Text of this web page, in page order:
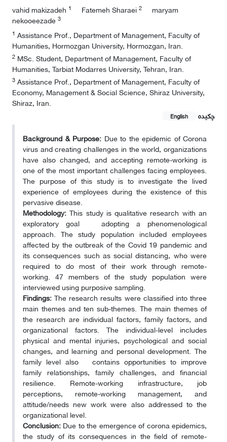
vahid makizadeh 1 Fatemeh Sharaei 2
maryam
nekooeezade 3
1 Assistance Prof., Department of Management, Faculty of
Humanities, Hormozgan University, Hormozgan, Iran.
2 MSc. Student, Department of Management, Faculty of
Humanities, Tarbiat Modarres University, Tehran, Iran.
3 Assistance Prof., Department of Management, Faculty of
Economy, Management & Social Science, Shiraz University,
Shiraz, Iran.
چکیده
English
Background & Purpose: Due to the epidemic of Corona
virus and creating challenges in the world, organizations
have also changed, and accepting remote-working is
one of the most important challenges facing employees.
The purpose of this study is to investigate the lived
experience of employees during the existence of this
pervasive disease.
Methodology: This study is qualitative research with an
exploratory goal adopting a phenomenological
approach. The study population included employees
affected by the outbreak of the Covid 19 pandemic and
its consequences such as social distancing, who were
required to do most of their work through remote-
working. 47 members of the study population were
interviewed using purposive sampling.
Findings: The research results were classified into three
main themes and ten sub-themes. The main themes of
the research are individual factors, family factors, and
organizational factors. The individual-level includes
physical and mental injuries, psychological and social
changes, and learning and personal development. The
family level also contains opportunities to improve
family relationships, family challenges, and financial
resilience. Remote-working infrastructure, job
perceptions, remote-working management, and
attitude/needs new work were also addressed to the
organizational level.
Conclusion: Due to the emergence of corona epidemics,
the study of its consequences in the field of remote-